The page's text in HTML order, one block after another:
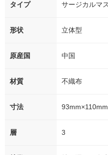
タイプ サージカルマ
形状 立体型
原産国 中国
材質 不織布
寸法
層 3